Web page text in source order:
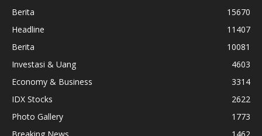
Berita
15670
Headline
11407
Berita
10081
Investasi & Uang
4603
Economy & Business
3314
IDX Stocks
2622
Photo Gallery
1773
Breaking News
1462